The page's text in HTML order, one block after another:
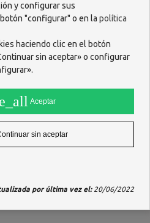
y configurar sus
"configurar" o en la política
haciendo clic en el botón
sin aceptar» o configurar
Aceptar
sin aceptar
por última vez el:20/06/2022